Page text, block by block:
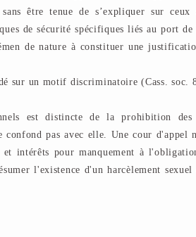
être tenue de s’expliquer sur ceux
de sécurité spécifiques liés au port
de nature à constituer une
sur un motif discriminatoire (Cass. soc.
est distincte de la prohibition des
pas avec elle. Une cour d'appel
et intérêts pour manquement à
l'existence d'un harcèlement sexuel